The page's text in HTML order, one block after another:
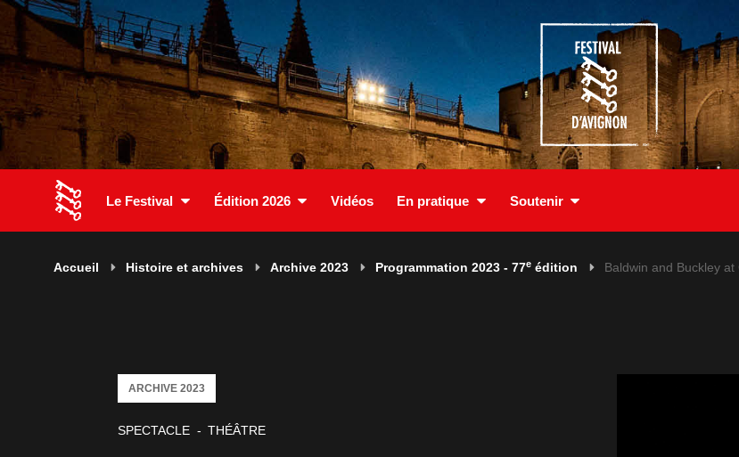
Le Festival Édition 2026 Vidéos En pratique Soutenir
Accueil Histoire et archives Archive 2023 Programmation 2023 - 77e édition Baldwin and Buckley at
SPECTACLE THÉÂTRE
ARCHIVE 2023